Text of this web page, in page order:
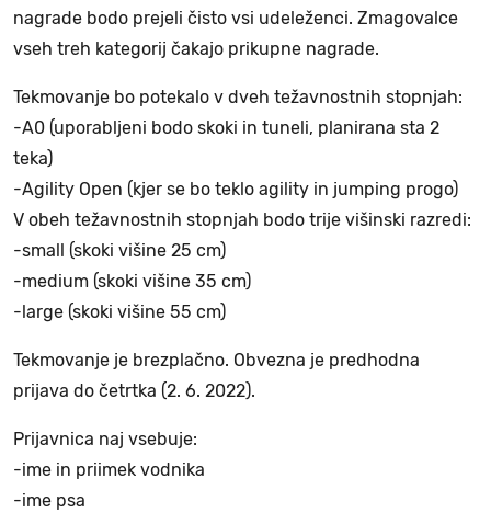
nagrade bodo prejeli čisto vsi udeleženci. Zmagovalce
vseh treh kategorij čakajo prikupne nagrade.
Tekmovanje bo potekalo v dveh težavnostnih stopnjah:
-A0 (uporabljeni bodo skoki in tuneli, planirana sta 2
teka)
-Agility Open (kjer se bo teklo agility in jumping progo)
V obeh težavnostnih stopnjah bodo trije višinski razredi:
-small (skoki višine 25 cm)
-medium (skoki višine 35 cm)
-large (skoki višine 55 cm)
Tekmovanje je brezplačno. Obvezna je predhodna
prijava do četrtka (2. 6. 2022).
Prijavnica naj vsebuje:
-ime in priimek vodnika
-ime psa